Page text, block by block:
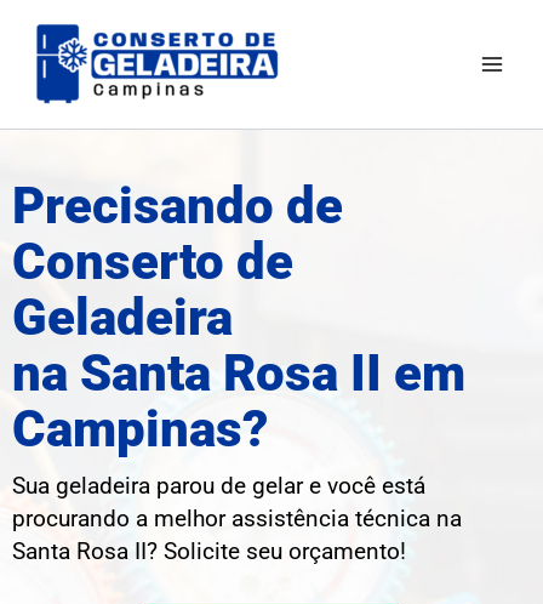
para
Precisando de
Conserto de
Geladeira
na Santa Rosa II em
Campinas?
Sua geladeira parou de gelar e você está
procurando a melhor assistência técnica na
Santa Rosa II? Solicite seu orçamento!